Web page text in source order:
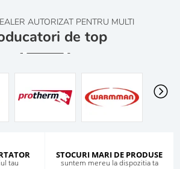
AUTORIZAT PENTRU MULTI
de top
tau
STOCURI MARI DE PRODUSE
suntem mereu la dispozitia ta